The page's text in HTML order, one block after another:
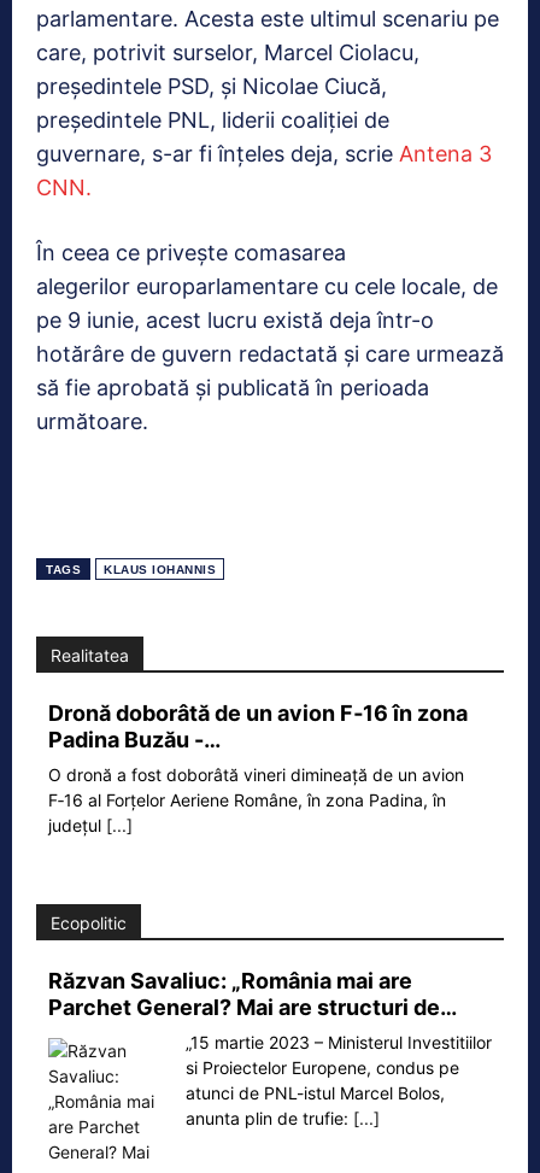
parlamentare. Acesta este ultimul scenariu pe
care, potrivit surselor, Marcel Ciolacu,
preşedintele PSD, şi Nicolae Ciucă,
preşedintele PNL, liderii coaliţiei de
guvernare, s-ar fi înţeles deja, scrie Antena 3
CNN.
În ceea ce priveşte comasarea
alegerilor europarlamentare cu cele locale, de
pe 9 iunie, acest lucru există deja într-o
hotărâre de guvern redactată şi care urmează
să fie aprobată şi publicată în perioada
următoare.
TAGS KLAUS IOHANNIS
Realitatea
Dronă doborâtă de un avion F‑16 în zona
Padina Buzău -…
O dronă a fost doborâtă vineri dimineață de un avion
F‑16 al Forțelor Aeriene Române, în zona Padina, în
județul [...]
Ecopolitic
Răzvan Savaliuc: „România mai are
Parchet General? Mai are structuri de…
„15 martie 2023 – Ministerul Investitiilor
si Proiectelor Europene, condus pe
atunci de PNL-istul Marcel Bolos,
anunta plin de trufie: [...]